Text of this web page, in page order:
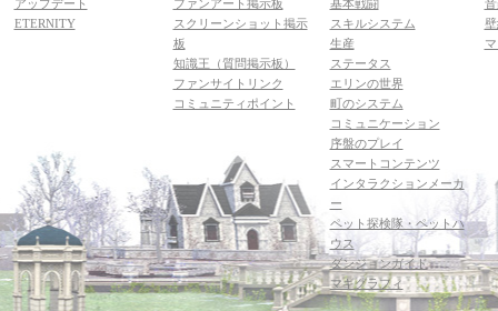
アップデート
ETERNITY
ファンアート掲示板
スクリーンショット掲示
板
知識王（質問掲示板）
ファンサイトリンク
コミュニティポイント
基本戦闘
スキルシステム
生産
ステータス
エリンの世界
町のシステム
コミュニケーション
序盤のプレイ
スマートコンテンツ
インタラクションメーカ
ー
ペット探検隊・ペットハ
ウス
ダンジョンガイド
マギグラフィ